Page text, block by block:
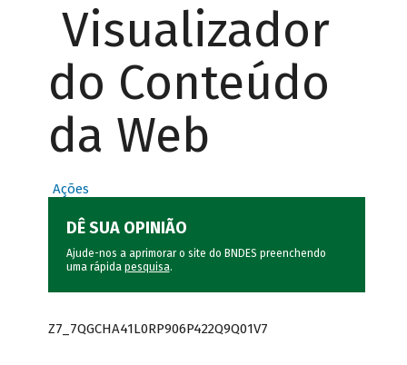
Visualizador
do Conteúdo
da Web
Ações
DÊ SUA OPINIÃO
Ajude-nos a aprimorar o site do BNDES preenchendo
uma rápida pesquisa.
Z7_7QGCHA41L0RP906P422Q9Q01V7